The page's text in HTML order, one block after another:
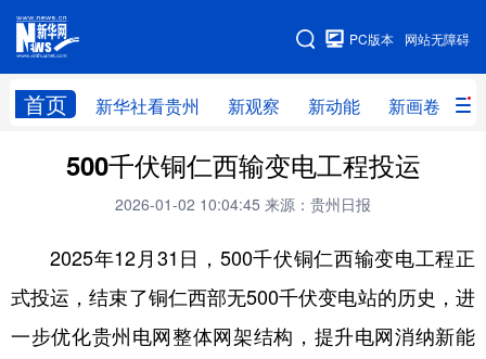
网站无障碍
PC版本
首页 新华社看贵州 新观察 新动能 新画卷
网站地图
新华社看贵州 新观察 新动能 新画卷
贵州领导 人事
专题 访谈 直播 视频
畅游贵州 数字贵州 律动贵州 健康贵州
光影贵州 部门之窗 县区直达 企业速递
500千伏铜仁西输变电工程投运
2026-01-02 10:04:45 来源：贵州日报
2025年12月31日，500千伏铜仁西输变电工程正
式投运，结束了铜仁西部无500千伏变电站的历史，进
一步优化贵州电网整体网架结构，提升电网消纳新能